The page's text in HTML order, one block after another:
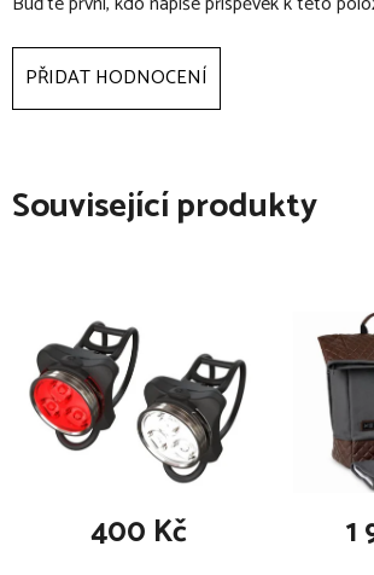
5-ti bodové pásy s polstrováním
skryté přihrádky pro uschování postroje
maximálního pohodlí v každé fázi
luxusní polstrovaný potah z vysoce
postranní síťované kapsy na drobnosti
PŘIDAT HODNOCENÍ
Související produkty
400 Kč 1